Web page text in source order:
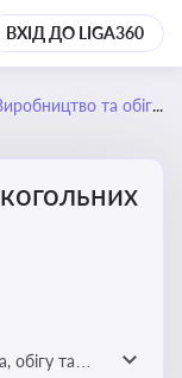
ВХІД ДО LIGA360
та обіг алкогольних напоїв
обігу та